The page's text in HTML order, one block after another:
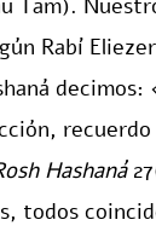
Tam).
Rabí
decimos:
recuerdo
Hashaná
todos